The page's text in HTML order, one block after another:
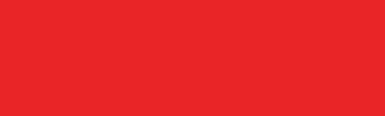
primer lugar. Desde las aventuras épicas
de amistad y coraje, Digimon ha dejado
¡No te pierdas esta celebración y
2025!